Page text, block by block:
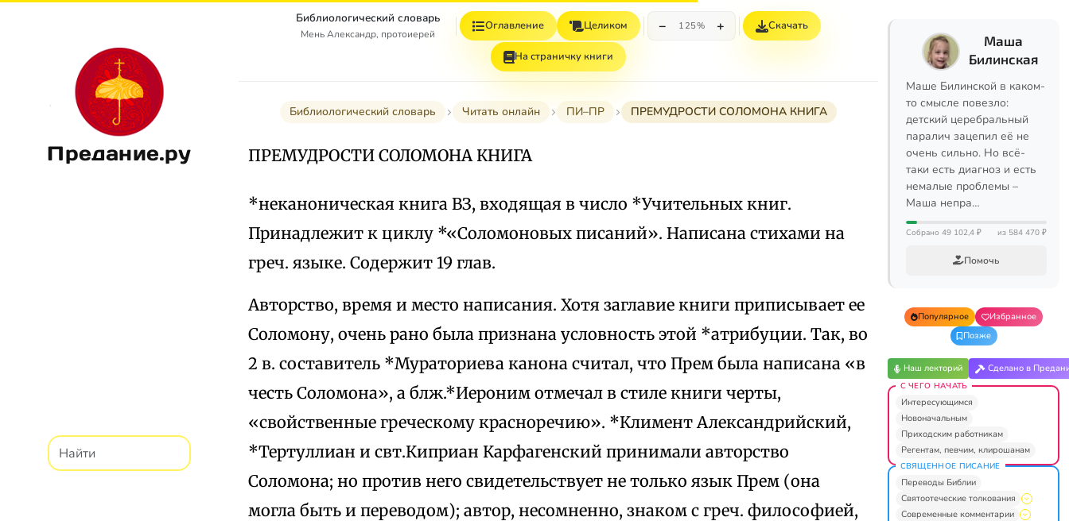
Предание.ру
Библиологический словарь
Мень Александр, протоиерей
Оглавление Целиком − 125% + Скачать
На страничку книги
Библиологический словарь Читать онлайн ПИ–ПР ПРЕМУДРОСТИ СОЛОМОНА КНИГА
ПРЕМУДРОСТИ СОЛОМОНА КНИГА
*неканоническая книга ВЗ, входящая в число *Учительных книг.
Принадлежит к циклу *«Соломоновых писаний». Написана стихами на
греч. языке. Содержит 19 глав.
Авторство, время и место написания. Хотя заглавие книги приписывает ее
Соломону, очень рано была признана условность этой *атрибуции. Так, во
2 в. составитель *Мураториева канона считал, что Прем была написана «в
честь Соломона», а блж.*Иероним отмечал в стиле книги черты,
«свойственные греческому красноречию». *Климент Александрийский,
*Тертуллиан и свт.Киприан Карфагенский принимали авторство
Соломона; но против него свидетельствует не только язык Прем (она
могла быть и переводом); автор, несомненно, знаком с греч. философией,
Маша
Билинская
Маше Билинской в каком-
то смысле повезло:
детский церебральный
паралич зацепил её не
очень сильно. Но всё-
таки есть диагноз и есть
немалые проблемы –
Маша непра…
Собрано 49 102,4 ₽ из 584 470 ₽
Помочь
Популярное
Избранное
Позже
Наш лекторий Сделано в
С ЧЕГО НАЧАТЬ
Интересующимся
Новоначальным
Приходским работникам
Регентам, певчим, клирошанам
СВЯЩЕННОЕ ПИСАНИЕ
Переводы Библии
Святоотеческие толкования
Современные комментарии